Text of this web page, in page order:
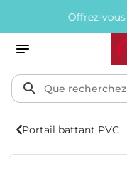
Offrez-vous la
Portail battant PVC